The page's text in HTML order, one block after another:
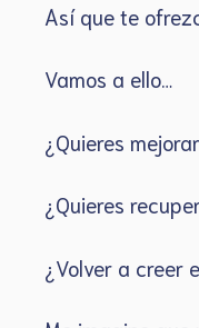
Así que te
Vamos a ello…
¿Quieres
¿Quieres
¿Volver a creer